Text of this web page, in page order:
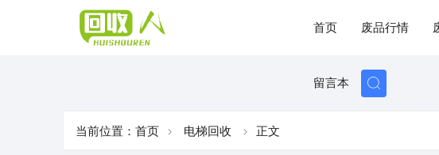
首页 废品行情
留言本
当前位置： 首页 电梯回收 正文